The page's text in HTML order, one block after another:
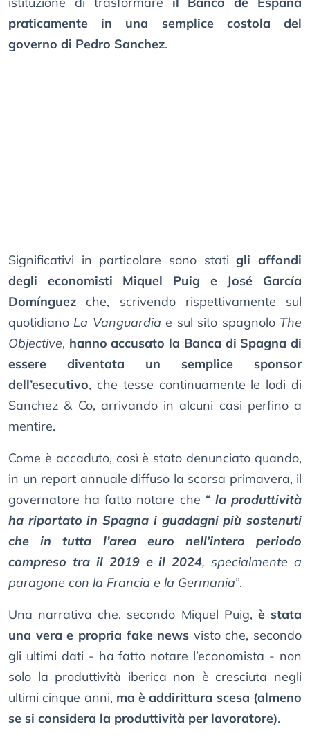
praticamente in una semplice costola del
governo di Pedro Sanchez.
Significativi in particolare sono statigli affondi
degli economisti Miquel Puig e José García
Domínguez che, scrivendo rispettivamente sul
quotidiano La Vanguardia e sul sito spagnolo The
Objective, hanno accusato la Banca di Spagna di
essere diventata un semplice sponsor
dell’esecutivo, che tesse continuamente le lodi di
Sanchez & Co, arrivando in alcuni casi perfino a
mentire.
Come è accaduto, così è stato denunciato quando,
in un report annuale diffuso la scorsa primavera, il
governatore ha fatto notare che “ la produttività
ha riportato in Spagna i guadagni più sostenuti
che in tutta l’area euro nell’intero periodo
compreso tra il 2019 e il 2024, specialmente a
paragone con la Francia e la Germania”.
Una narrativa che, secondo Miquel Puig, è stata
una vera e propria fake news visto che, secondo
gli ultimi dati - ha fatto notare l’economista - non
solo la produttività iberica non è cresciuta negli
ultimi cinque anni, ma è addirittura scesa (almeno
se si considera la produttività per lavoratore).